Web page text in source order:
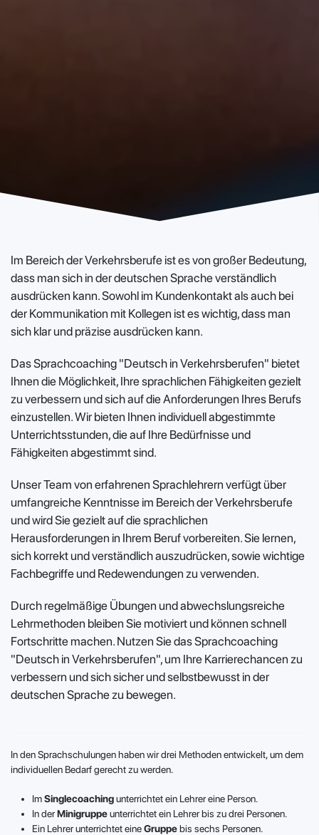
Im Bereich der Verkehrsberufe ist es von großer Bedeutung,
dass man sich in der deutschen Sprache verständlich
ausdrücken kann. Sowohl im Kundenkontakt als auch bei
der Kommunikation mit Kollegen ist es wichtig, dass man
sich klar und präzise ausdrücken kann.
Das Sprachcoaching "Deutsch in Verkehrsberufen" bietet
Ihnen die Möglichkeit, Ihre sprachlichen Fähigkeiten gezielt
zu verbessern und sich auf die Anforderungen Ihres Berufs
einzustellen. Wir bieten Ihnen individuell abgestimmte
Unterrichtsstunden, die auf Ihre Bedürfnisse und
Fähigkeiten abgestimmt sind.
Unser Team von erfahrenen Sprachlehrern verfügt über
umfangreiche Kenntnisse im Bereich der Verkehrsberufe
und wird Sie gezielt auf die sprachlichen
Herausforderungen in Ihrem Beruf vorbereiten. Sie lernen,
sich korrekt und verständlich auszudrücken, sowie wichtige
Fachbegriffe und Redewendungen zu verwenden.
Durch regelmäßige Übungen und abwechslungsreiche
Lehrmethoden bleiben Sie motiviert und können schnell
Fortschritte machen. Nutzen Sie das Sprachcoaching
"Deutsch in Verkehrsberufen", um Ihre Karrierechancen zu
verbessern und sich sicher und selbstbewusst in der
deutschen Sprache zu bewegen.
In den Sprachschulungen haben wir drei Methoden entwickelt, um dem
individuellen Bedarf gerecht zu werden.
ImSinglecoachingunterrichtet ein Lehrer eine Person.
In derMinigruppeunterrichtet ein Lehrer bis zu drei Personen.
Ein Lehrer unterrichtet eineGruppebis sechs Personen.